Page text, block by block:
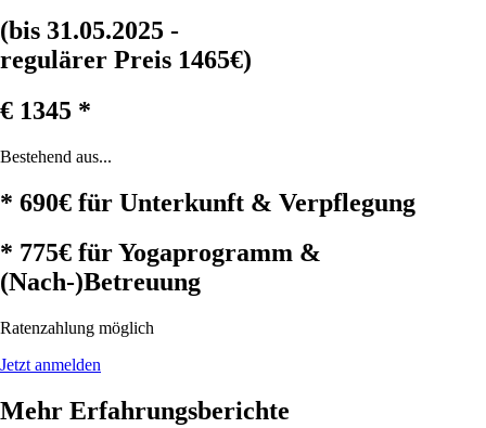
(bis 31.05.2025 -
regulärer Preis 1465€)
€ 1345 *
Bestehend aus...
* 690€ für Unterkunft & Verpflegung
* 775€ für Yogaprogramm &
(Nach-)Betreuung
Ratenzahlung möglich
Jetzt anmelden
Mehr Erfahrungsberichte